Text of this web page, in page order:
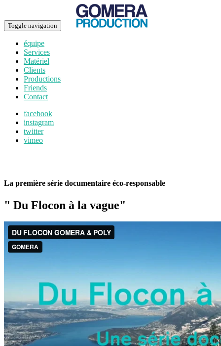
Toggle navigation
équipe
Services
Matériel
Clients
Productions
Friends
Contact
facebook
instagram
twitter
vimeo
La première série documentaire éco-responsable
" Du Flocon à la vague"